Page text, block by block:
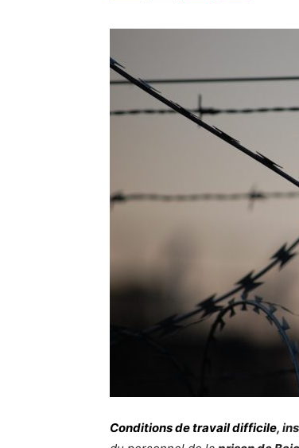
Conditions de travail difficile,